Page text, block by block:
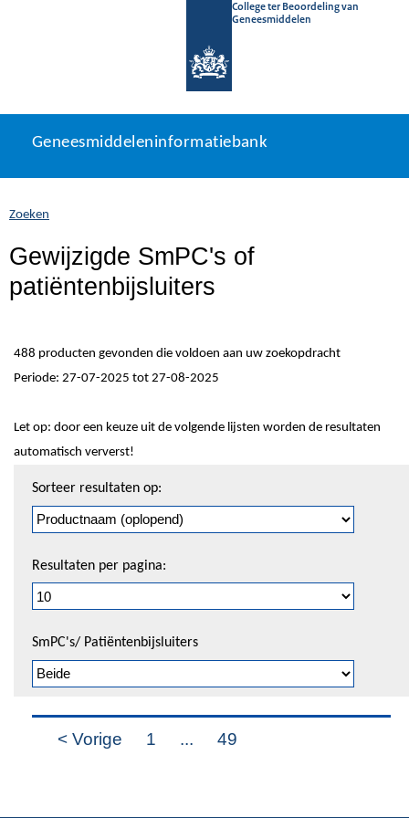
College ter Beoordeling van
Geneesmiddelen
naar
Geneesmiddeleninformatiebank
U
zich
hier:
Geneesmiddeleninformatiebank
Zoeken
Gewijzigde SmPC's of
patiëntenbijsluiters
488 producten gevonden die voldoen aan uw zoekopdracht
Periode: 27-07-2025 tot 27-08-2025
Let op: door een keuze uit de volgende lijsten worden de resultaten
automatisch ververst!
pagineren
Sorteer resultaten op:
Resultaten per pagina:
SmPC's/ Patiëntenbijsluiters
< Vorige 1 ... 49